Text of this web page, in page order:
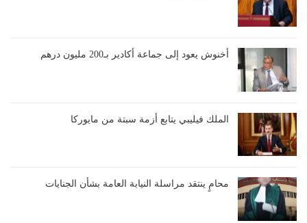
أخنوش يعود إلى جماعة أكادير بـ200 مليون درهم
الملك فيليبي يتابع أزمة سبتة من مايوركا
محامٍ ينتقد مراسلة النيابة العامة بشأن الجنايات